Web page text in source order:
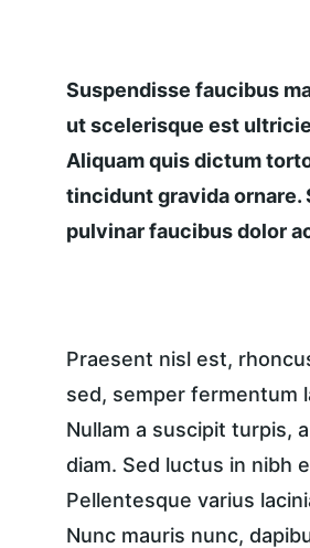
Suspendisse faucibus
ut scelerisque est
Aliquam quis dictum
tincidunt gravida ornare.
pulvinar faucibus dolor
Praesent nisl est,
sed, semper fermentum
Nullam a suscipit turpis,
diam. Sed luctus in nibh
Pellentesque varius
Nunc mauris nunc,